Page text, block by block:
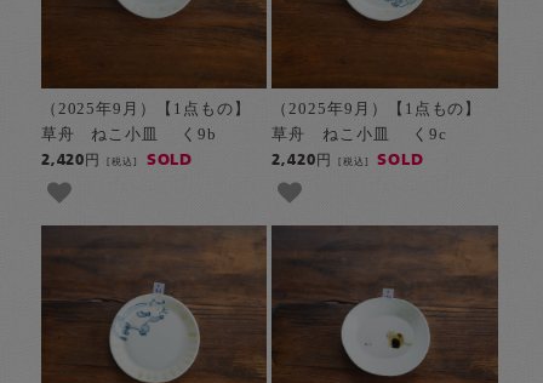
（2025年9月）【1点もの】
草舟 ねこ小皿 く9b
2,420円[税込] SOLD
（2025年9月）【1点もの】
草舟 ねこ小皿 く9c
2,420円 [税込] SOLD